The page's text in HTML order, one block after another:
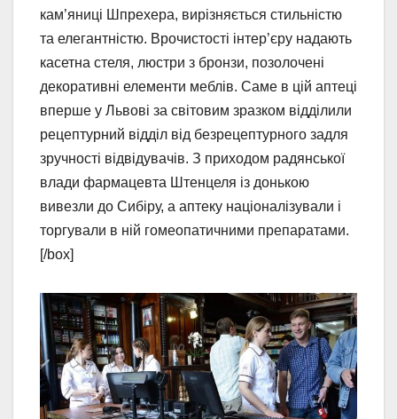
кам’яниці Шпрехера, вирізняється стильністю
та елегантністю. Врочистості інтер’єру надають
касетна стеля, люстри з бронзи, позолочені
декоративні елементи меблів. Саме в цій аптеці
вперше у Львові за світовим зразком відділили
рецептурний відділ від безрецептурного задля
зручності відвідувачів. З приходом радянської
влади фармацевта Штенцеля із донькою
вивезли до Сибіру, а аптеку націоналізували і
торгували в ній гомеопатичними препаратами.
[/box]